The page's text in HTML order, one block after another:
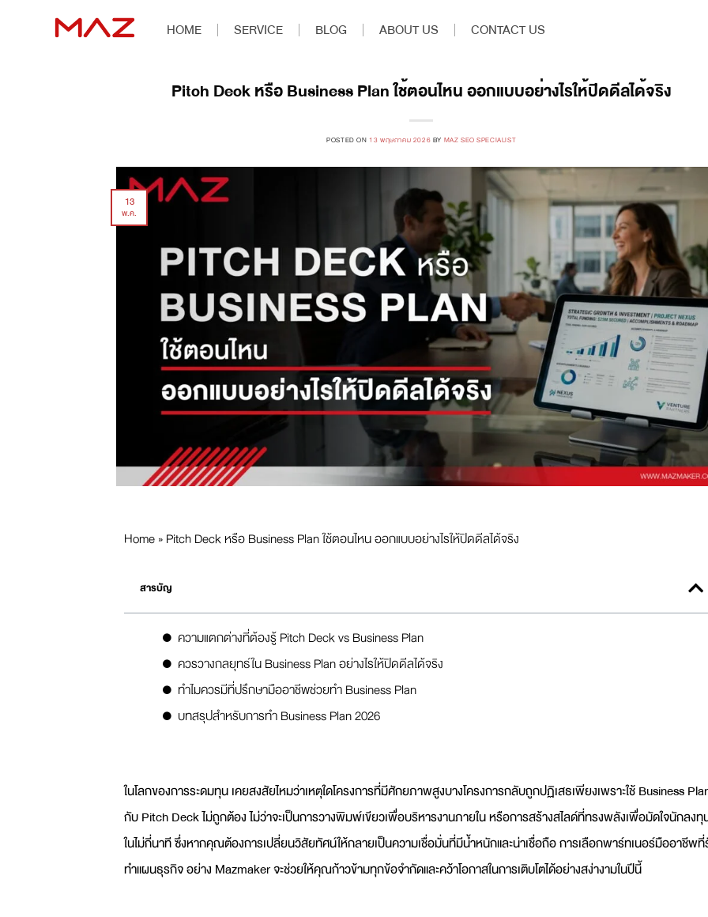
HOME SERVICE BLOG ABOUT US CONTACT US
Pitch Deck หรือ Business Plan ใช้ตอนไหน ออกแบบอย่างไรให้ปิดดีลได้จริง
POSTED ON13 พฤษภาคม 2026 BY MAZ SEO SPECIALIST
13
พ.ค.
Home»Pitch Deck หรือ Business Plan ใช้ตอนไหน ออกแบบอย่างไรให้ปิดดีลได้จริง
สารบัญ
ความแตกต่างที่ต้องรู้ Pitch Deck vs Business Plan
ควรวางกลยุทธ์ใน Business Plan อย่างไรให้ปิดดีลได้จริง
ทำไมควรมีที่ปรึกษามืออาชีพช่วยทำ Business Plan
บทสรุปสำหรับการทำ Business Plan 2026
ในโลกของการระดมทุน เคยสงสัยไหมว่าเหตุใดโครงการที่มีศักยภาพสูงบางโครงการกลับถูกปฏิเสธเพียงเพราะใช้Business
กับPitch Deckไม่ถูกต้อง ไม่ว่าจะเป็นการวางพิมพ์เขียวเพื่อบริหารงานภายใน หรือการสร้างสไลด์ที่ทรงพลังเพื่อมัดใจนักลงทุ
ในไม่กี่นาที ซึ่งหากคุณต้องการเปลี่ยนวิสัยทัศน์ให้กลายเป็นความเชื่อมั่นที่มีน้ำหนักและน่าเชื่อถือ การเลือกพาร์ทเนอร์มืออาชีพที่
ทำแผนธุรกิจอย่าง Mazmaker จะช่วยให้คุณก้าวข้ามทุกข้อจำกัดและคว้าโอกาสในการเติบโตได้อย่างสง่างามในปีนี้